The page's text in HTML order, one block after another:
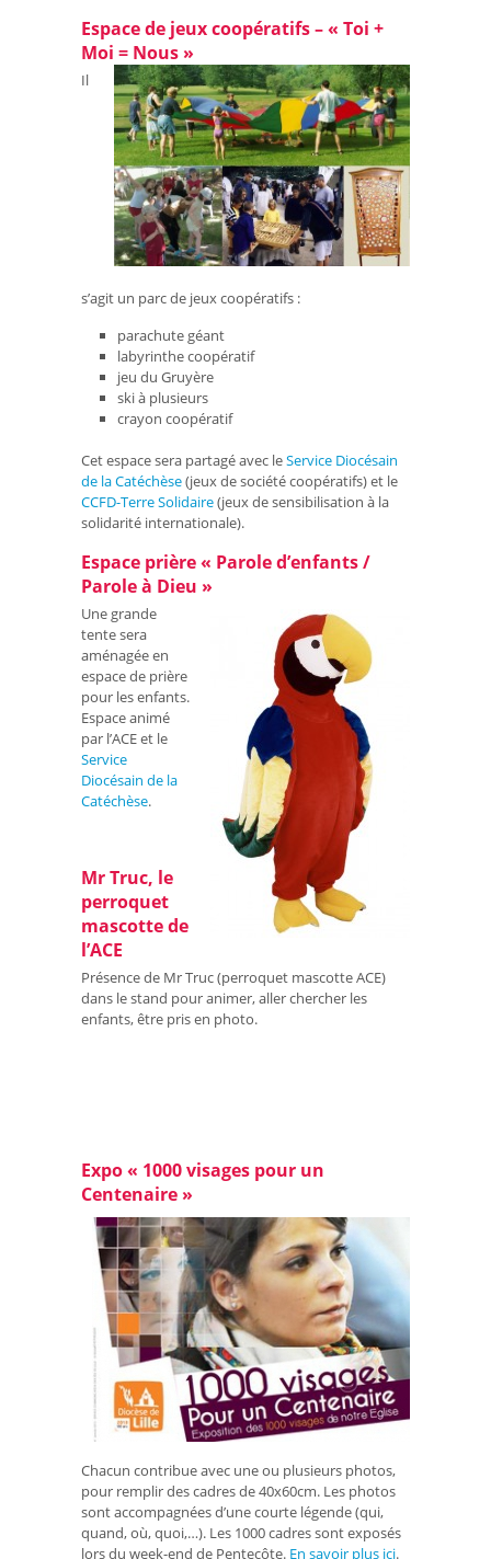
Espace de jeux coopératifs – « Toi +
Moi = Nous »
Il
s’agit un parc de jeux coopératifs :
parachute géant
labyrinthe coopératif
jeu du Gruyère
ski à plusieurs
crayon coopératif
Cet espace sera partagé avec leService Diocésain
de la Catéchèse(jeux de société coopératifs) et le
CCFD-Terre Solidaire(jeux de sensibilisation à la
solidarité internationale).
Espace prière « Parole d’enfants /
Parole à Dieu »
Une grande
tente sera
aménagée en
espace de prière
pour les enfants.
Espace animé
par l’ACE et le
Service
Diocésain de la
Catéchèse.
Mr Truc, le
perroquet
mascotte de
l’ACE
Présence de Mr Truc (perroquet mascotte ACE)
dans le stand pour animer, aller chercher les
enfants, être pris en photo.
Expo « 1000 visages pour un
Centenaire »
Chacun contribue avec une ou plusieurs photos,
pour remplir des cadres de 40x60cm. Les photos
sont accompagnées d’une courte légende (qui,
quand, où, quoi,…). Les 1000 cadres sont exposés
lors du week-end de Pentecôte. En savoir plus ici.